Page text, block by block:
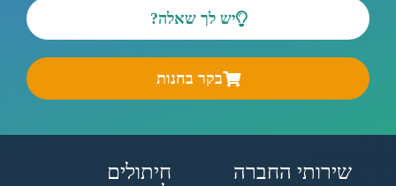
יש לך שאלה?
בקר בחנות
שירותי החברה
חיתולים